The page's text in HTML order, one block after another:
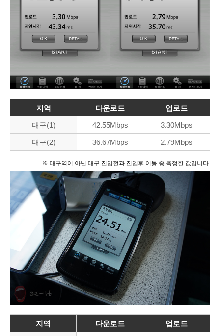
지역 다운로드 업로드
대구(1) 42.55Mbps 3.30Mbps
대구(2) 36.67Mbps 2.79Mbps
※ 대구역이 아닌 대구 진입전과 진입후 이동 중 측정한 값입니다.
지역 다운로드 업로드